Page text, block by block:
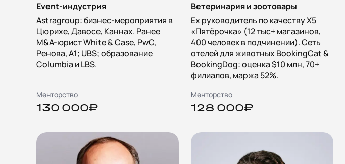
Event-индустрия
Astragroup: бизнес-мероприятия в
Цюрихе, Давосе, Каннах. Ранее
M&A-юрист White & Case, PwC,
Ренова, А1; UBS; образование
Columbia и LBS.
Менторство
130 000₽
Ветеринария и зоотовары
Ex руководитель по качеству X5
«Пятёрочка» (12 тыс+ магазинов,
400 человек в подчинении). Сеть
отелей для животных BookingCat &
BookingDog: оценка $10 млн, 70+
филиалов, маржа 52%.
Менторство
128 000₽